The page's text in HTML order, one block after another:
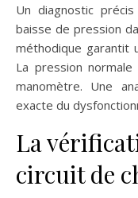
Un diagnostic
baisse de pression
méthodique garantit
La pression
manomètre. Une
exacte du
La
circuit de